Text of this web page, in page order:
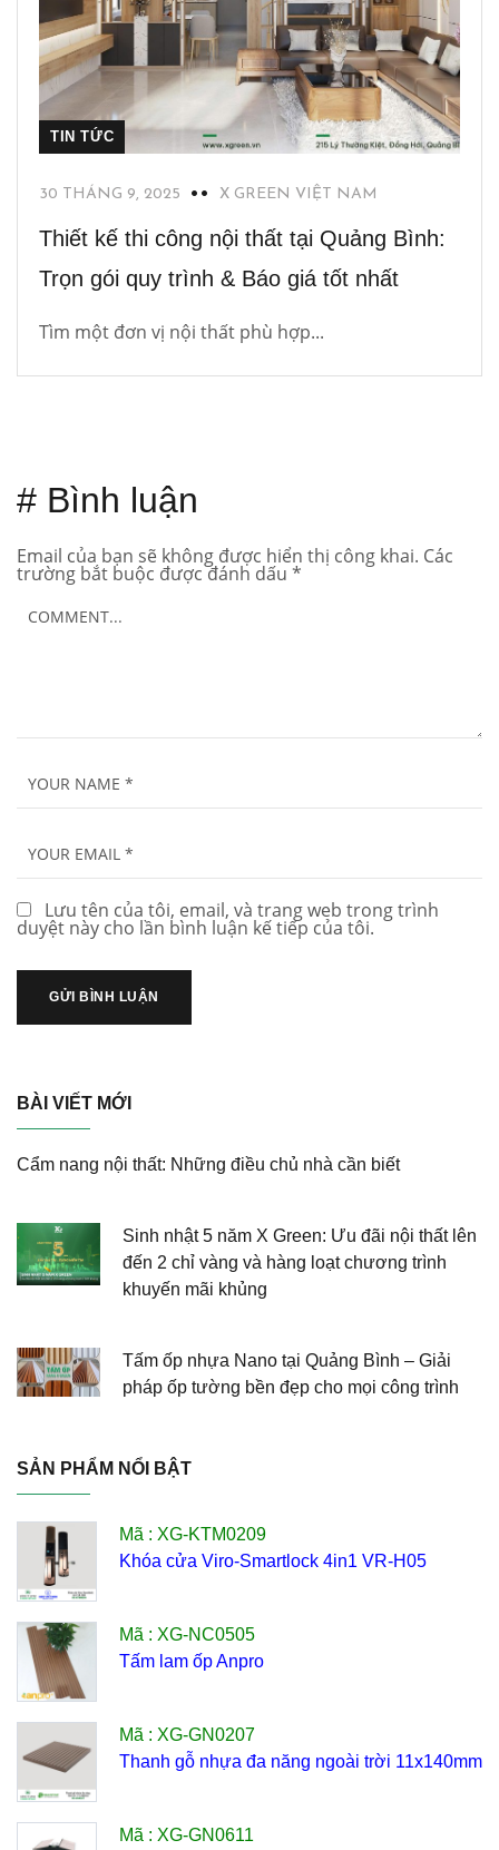
TIN TỨC
30 THÁNG 9, 2025 X GREEN VIỆT NAM
Thiết kế thi công nội thất tại Quảng Bình:
Trọn gói quy trình & Báo giá tốt nhất
Tìm một đơn vị nội thất phù hợp...
# Bình luận
Email của bạn sẽ không được hiển thị công khai. Các
trường bắt buộc được đánh dấu *
Lưu tên của tôi, email, và trang web trong trình
duyệt này cho lần bình luận kế tiếp của tôi.
BÀI VIẾT MỚI
Cẩm nang nội thất: Những điều chủ nhà cần biết
Sinh nhật 5 năm X Green: Ưu đãi nội thất lên
đến 2 chỉ vàng và hàng loạt chương trình
khuyến mãi khủng
Tấm ốp nhựa Nano tại Quảng Bình – Giải
pháp ốp tường bền đẹp cho mọi công trình
SẢN PHẨM NỔI BẬT
Mã : XG-KTM0209
Khóa cửa Viro-Smartlock 4in1 VR-H05
Mã : XG-NC0505
Tấm lam ốp Anpro
Mã : XG-GN0207
Thanh gỗ nhựa đa năng ngoài trời 11x140mm
Mã : XG-GN0611